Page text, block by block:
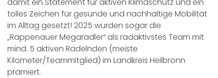
tolles Zeichen für gesunde und nachhaltige Mobilität
im Alltag gesetzt! 2025 wurden sogar die
„Rappenauer Megaradler“ als radaktivstes Team mit
mind. 5 aktiven Radelnden (meiste
Kilometer/Teammitglied) im Landkreis Heilbronn
prämiert.